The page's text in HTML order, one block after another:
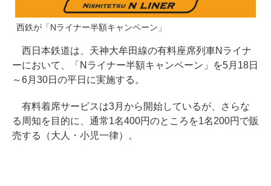
西鉄が「Nライナー半額キャンペーン」
西日本鉄道は、天神大牟田線の有料座席列車Nライナ
ーにおいて、「Nライナー半額キャンペーン」を5月18日
～6月30日の平日に実施する。
有料着席サービスは3月から開始しているが、さらな
る周知を目的に、通常1名400円のところを1名200円で販
売する（大人・小児一律）。